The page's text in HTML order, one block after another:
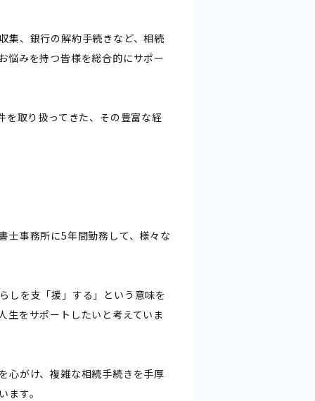
集、銀行の解約手続きなど、相続
悩みを持つ皆様を総合的にサポー
取り扱ってきた、その豊富な経
士事務所に5年間勤務して、様々な
しを支「援」する」という意味を
生をサポートしたいと考えていま
心がけ、複雑な相続手続きを手厚
す。